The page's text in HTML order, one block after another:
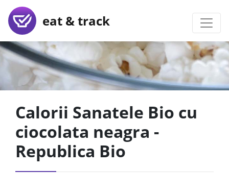
eat & track
Calorii Sanatele Bio cu
ciocolata neagra -
Republica Bio